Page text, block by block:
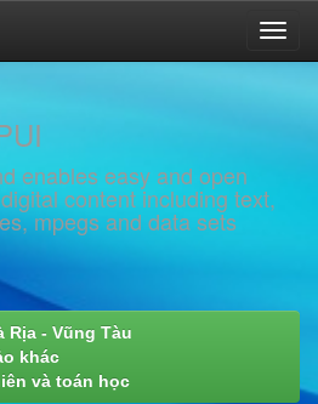
enables easy and open
content including text,
mpegs and data sets
- Vũng Tàu
khác
và toán học